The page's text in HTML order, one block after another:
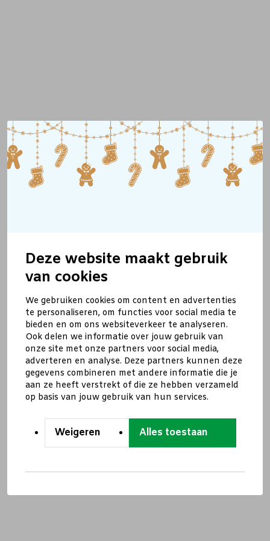
Deze website maakt gebruik
van cookies
We gebruiken cookies om content en advertenties
te personaliseren, om functies voor social media te
bieden en om ons websiteverkeer te analyseren.
Ook delen we informatie over jouw gebruik van
onze site met onze partners voor social media,
adverteren en analyse. Deze partners kunnen deze
gegevens combineren met andere informatie die je
aan ze heeft verstrekt of die ze hebben verzameld
op basis van jouw gebruik van hun services.
Weigeren Alles toestaan